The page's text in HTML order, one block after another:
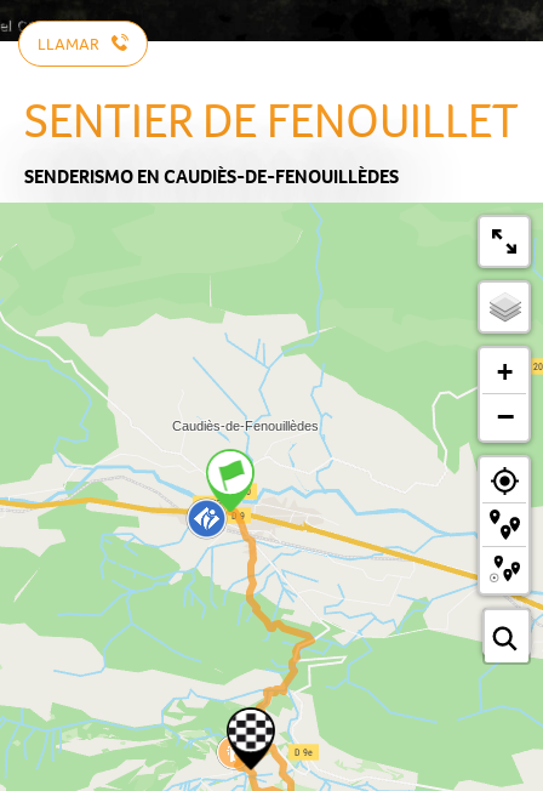
LLAMAR
SENTIER DE FENOUILLET
SENDERISMOEN CAUDIÈS-DE-FENOUILLÈDES
+
−